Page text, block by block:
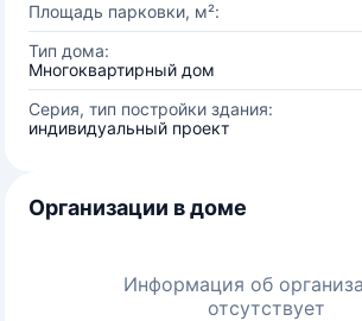
Площадь парковки, м²:
Тип дома:
Многоквартирный дом
Серия, тип постройки здания:
индивидуальный проект
Организации в доме
Информация об
отсутствует